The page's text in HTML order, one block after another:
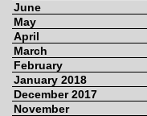
June
May
April
March
February
January 2018
December 2017
November